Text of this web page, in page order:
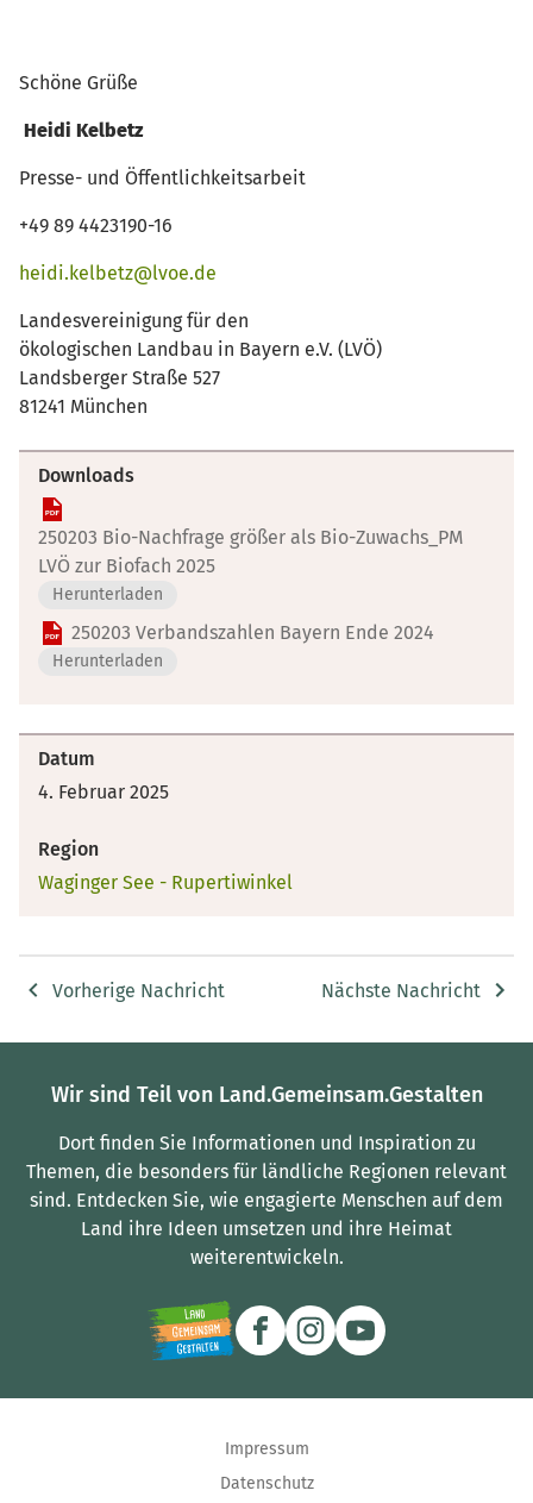
Schöne Grüße
Heidi Kelbetz
Presse- und Öffentlichkeitsarbeit
+49 89 4423190-16
heidi.kelbetz@lvoe.de
Landesvereinigung für den
ökologischen Landbau in Bayern e.V. (LVÖ)
Landsberger Straße 527
81241 München
Downloads
250203 Bio-Nachfrage größer als Bio-Zuwachs_PM
LVÖ zur Biofach 2025
Herunterladen
250203 Verbandszahlen Bayern Ende 2024
Herunterladen
Datum
4. Februar 2025
Region
Waginger See - Rupertiwinkel
Vorherige Nachricht Nächste Nachricht
Wir sind Teil von Land.Gemeinsam.Gestalten
Dort finden Sie Informationen und Inspiration zu
Themen, die besonders für ländliche Regionen relevant
sind. Entdecken Sie, wie engagierte Menschen auf dem
Land ihre Ideen umsetzen und ihre Heimat
weiterentwickeln.
Impressum
Datenschutz